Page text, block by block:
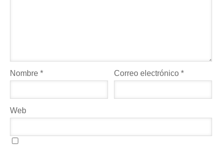
Nombre * Correo electrónico*
Web